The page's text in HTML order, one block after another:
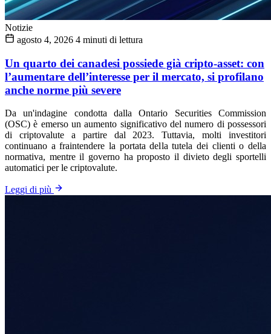
Notizie
agosto 4, 2026 4 minuti di lettura
Un quarto dei canadesi possiede già cripto-asset: con
l’aumentare dell’interesse per il mercato, si profilano
anche norme più severe
Da un'indagine condotta dalla Ontario Securities Commission
(OSC) è emerso un aumento significativo del numero di possessori
di criptovalute a partire dal 2023. Tuttavia, molti investitori
continuano a fraintendere la portata della tutela dei clienti o della
normativa, mentre il governo ha proposto il divieto degli sportelli
automatici per le criptovalute.
Leggi di più